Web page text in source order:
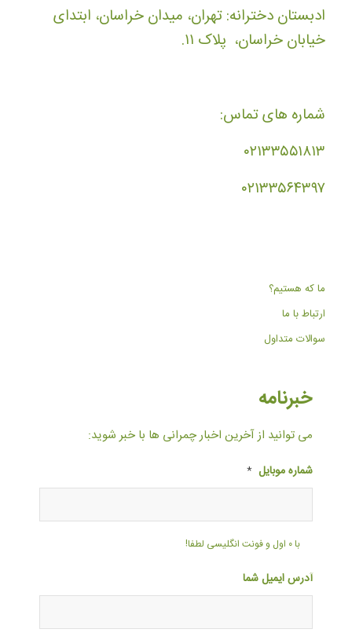
ادبستان دخترانه: تهران، میدان خراسان، ابتدای
خیابان خراسان، پلاک ۱۱.
شماره های تماس:
۰۲۱۳۳۵۵۱۸۱۳
۰۲۱۳۳۵۶۴۳۹۷
ما که هستیم؟
ارتباط با ما
سوالات متداول
خبرنامه
می توانید از آخرین اخبار چمرانی ها با خبر شوید:
شماره موبایل *
با ۰ اول و فونت انگلیسی لطفا!
آدرس ایمیل شما